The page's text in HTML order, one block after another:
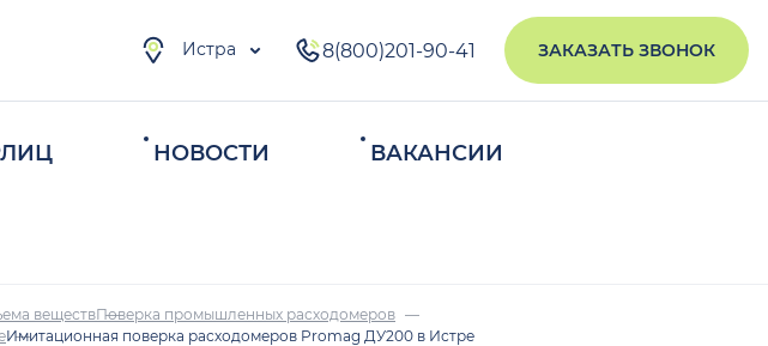
Истра 8(800)201-90-41 ЗАКАЗАТЬ ЗВОНОК
НОВОСТИ ВАКАНСИИ
веществПоверка промышленных расходомеров
Имитационная поверка расходомеров Promag ДУ200 в Истре